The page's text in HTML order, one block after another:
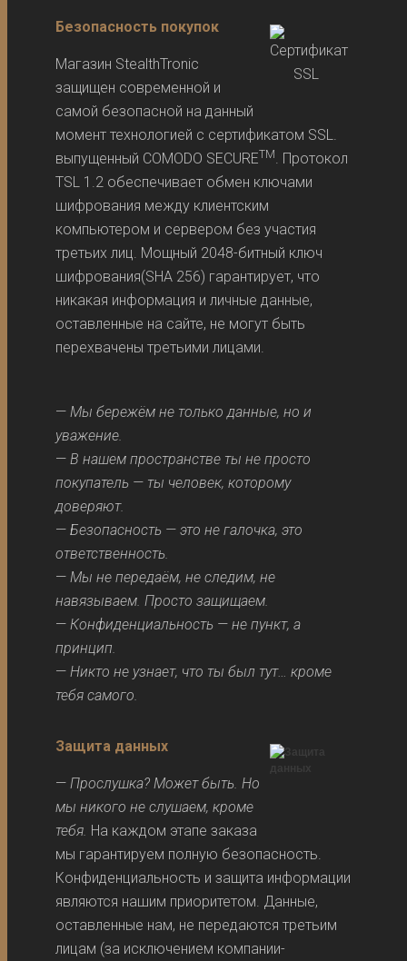
Безопасность покупок
Магазин StealthTronic
защищен современной и
самой безопасной на данный
момент технологией с сертификатом SSL.
выпущенный COMODO SECURETM. Протокол
TSL 1.2 обеспечивает обмен ключами
шифрования между клиентским
компьютером и сервером без участия
третьих лиц. Мощный 2048-битный ключ
шифрования(SHA 256) гарантирует, что
никакая информация и личные данные,
оставленные на сайте, не могут быть
перехвачены третьими лицами.
—Мы бережём не только данные, но и
уважение.
—В нашем пространстве ты не просто
покупатель — ты человек, которому
доверяют.
—Безопасность — это не галочка, это
ответственность.
—Мы не передаём, не следим, не
навязываем. Просто защищаем.
—Конфиденциальность — не пункт, а
принцип.
—Никто не узнает, что ты был тут… кроме
тебя самого.
Защита данных
—Прослушка? Может быть. Но
мы никого не слушаем, кроме
тебя. На каждом этапе заказа
мы гарантируем полную безопасность.
Конфиденциальность и защита информации
являются нашим приоритетом. Данные,
оставленные нам, не передаются третьим
лицам (за исключением компании-